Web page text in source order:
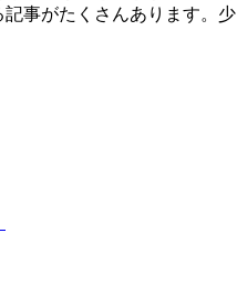
事がたくさんあります。